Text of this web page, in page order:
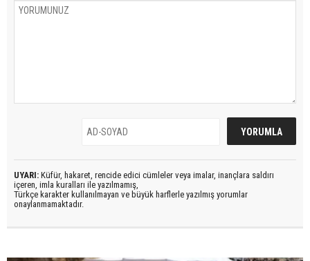
UYARI: Küfür, hakaret, rencide edici cümleler veya imalar, inançlara saldırı
içeren, imla kuralları ile yazılmamış,
Türkçe karakter kullanılmayan ve büyük harflerle yazılmış yorumlar
onaylanmamaktadır.